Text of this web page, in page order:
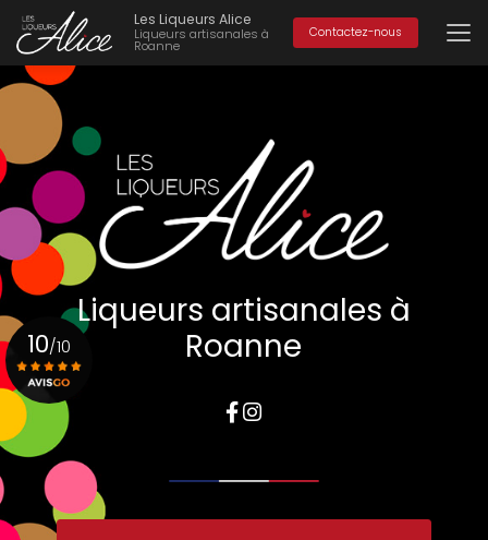
Aller
contenu
principal
Les Liqueurs Alice
Liqueurs artisanales à
Roanne
Contactez-nous
Liqueurs artisanales à
Roanne
10/10
Voir le certificat